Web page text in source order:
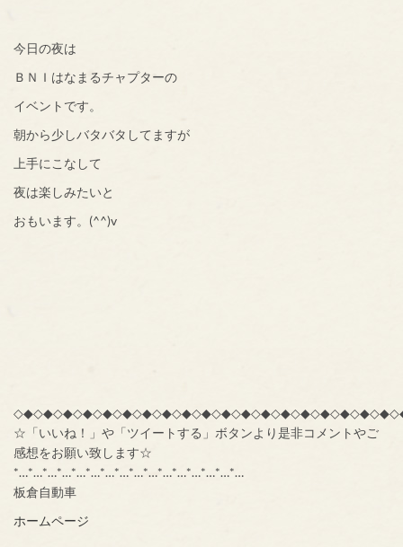
今日の夜は
ＢＮＩはなまるチャプターの
イベントです。
朝から少しバタバタしてますが
上手にこなして
夜は楽しみたいと
おもいます。(^^)v
☆「いいね！」や「ツイートする」ボタンより是非コメントやご
感想をお願い致します☆
*…*…*…*…*…*…*…*…*…*…*…*…*…*…*…*…
板倉自動車
ホームページ